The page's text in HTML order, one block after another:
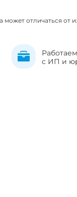
может отличаться от
с ИП и